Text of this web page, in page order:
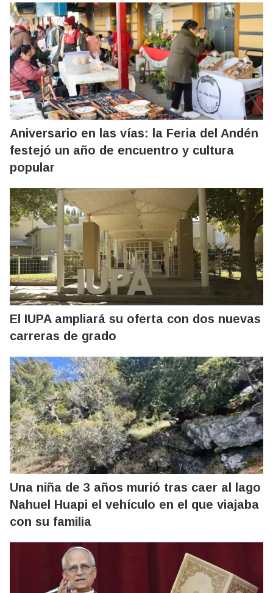
Aniversario en las vías: la Feria del Andén
festejó un año de encuentro y cultura
popular
El IUPA ampliará su oferta con dos nuevas
carreras de grado
Una niña de 3 años murió tras caer al lago
Nahuel Huapi el vehículo en el que viajaba
con su familia